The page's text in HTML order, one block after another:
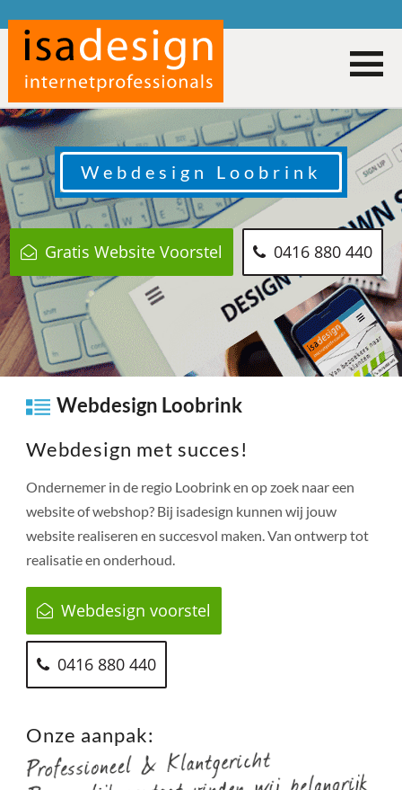
Webdesign Loobrink
Gratis Website Voorstel 0416 880 440
Webdesign Loobrink
Webdesign met succes!
Ondernemer in de regio Loobrinken op zoek naar een
website of webshop? Bij isadesign kunnen wij jouw
website realiseren en succesvol maken. Van ontwerp tot
realisatie en onderhoud.
Webdesign voorstel
0416 880 440
Onze aanpak: